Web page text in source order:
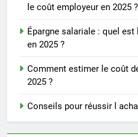
le coût employeur en 2025 ?
Épargne salariale : quel
en 2025 ?
Comment estimer le coût
2025 ?
Conseils pour réussir l